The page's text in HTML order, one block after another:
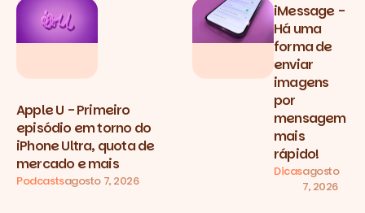
Apple U - Primeiro
episódio em torno do
iPhone Ultra, quota de
mercado e mais
Podcastsagosto 7, 2026
iMessage -
Há uma
forma de
enviar
imagens
por
mensagem
mais
rápido!
Dicasagosto
7, 2026